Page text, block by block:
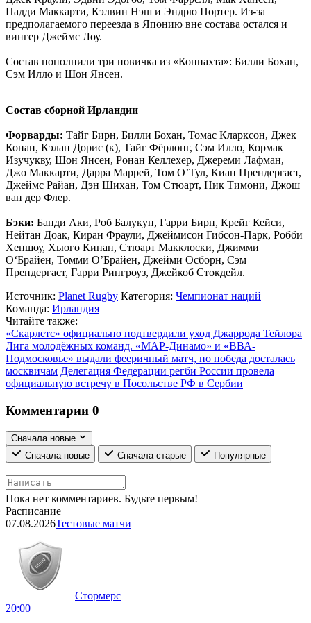
Падди Маккарти, Кэлвин Нэш и Эндрю Портер. Из-за
предполагаемого переезда в Японию вне состава остался и
вингер Джеймс Лоу.
Состав пополнили три новичка из «Коннахта»: Билли Бохан,
Сэм Илло и Шон Янсен.
Состав сборной Ирландии
Форварды: Тайг Бирн, Билли Бохан, Томас Кларксон, Джек
Конан, Кэлан Дорис (к), Тайг Фёрлонг, Сэм Илло, Кормак
Изучукву, Шон Янсен, Ронан Келлехер, Джереми Лафман,
Джо Маккарти, Дарра Маррей, Том О’Тул, Киан Прендергаст,
Джеймс Райан, Дэн Шихан, Том Стюарт, Ник Тимони, Джош
ван дер Флер.
Бэки: Банди Аки, Роб Балукун, Гарри Бирн, Крейг Кейси,
Нейтан Доак, Киран Фраули, Джеймисон Гибсон-Парк, Робби
Хеншоу, Хьюго Кинан, Стюарт Макклоски, Джимми
О‘Брайен, Томми О’Брайен, Джейми Осборн, Сэм
Прендергаст, Гарри Рингроуз, Джейкоб Стокдейл.
Источник: Planet Rugby Категория: Чемпионат наций
Команда: Ирландия
Читайте также:
«Скарлетс» официально подтвердили уход Джаррода Тейлора
Лига молодёжных команд. «МАР-Динамо» и «ВВА-
Подмосковье» выдали фееричный матч, но победа досталась
москвичам Делегация Федерации регби России провела
официальную встречу в Посольстве РФ в Сербии
Комментарии 0
Сначала новые
Сначала новые
Сначала старые Популярные
Пока нет комментариев. Будьте первым!
Расписание
07.08.2026Тестовые матчи
Стормерс
20:00